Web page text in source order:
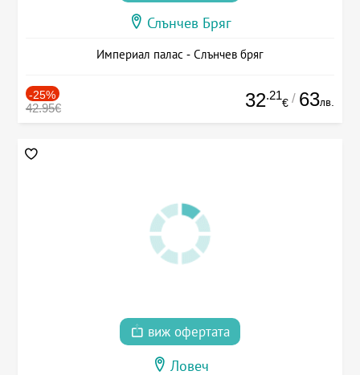
Слънчев Бряг
Империал палас - Слънчев бряг
-25%
42.95€ 32.21
€ / 63лв.
виж офертата
Ловеч